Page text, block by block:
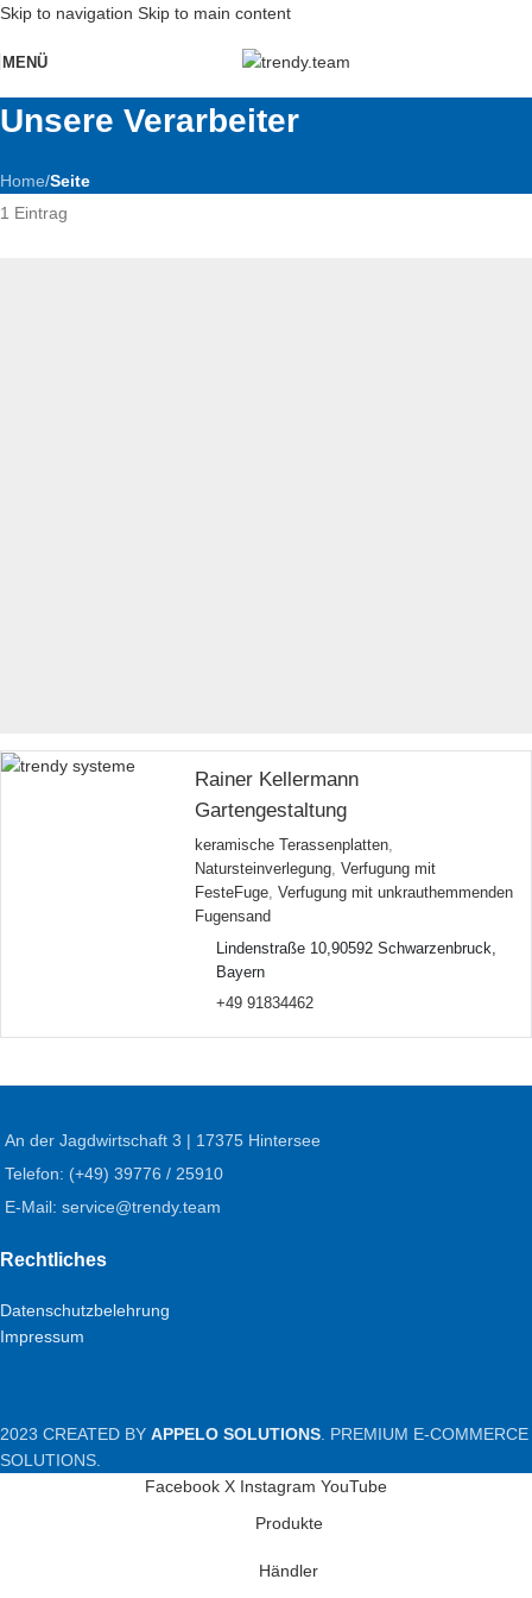
Skip to navigation Skip to main content
MENÜ
Unsere Verarbeiter
Home/Seite
1 Eintrag
Rainer Kellermann
Gartengestaltung
keramische Terassenplatten,
Natursteinverlegung, Verfugung mit
FesteFuge, Verfugung mit unkrauthemmenden
Fugensand
Lindenstraße 10,90592 Schwarzenbruck,
Bayern
+49 91834462
An der Jagdwirtschaft 3 | 17375 Hintersee
Telefon: (+49) 39776 / 25910
E-Mail: service@trendy.team
Rechtliches
Datenschutzbelehrung
Impressum
2023 CREATED BY APPELO SOLUTIONS . PREMIUM E-COMMERCE
SOLUTIONS.
Facebook X Instagram YouTube
Produkte
Händler